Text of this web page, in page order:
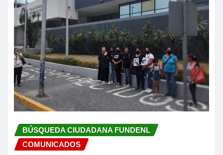
BÚSQUEDA CIUDADANA FUNDENL
COMUNICADOS